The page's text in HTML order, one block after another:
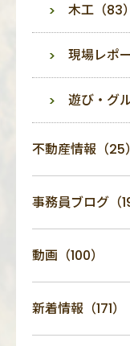
木工（83）
現場レポ
遊び・グ
不動産情報（25）
事務員ブログ（
動画（100）
新着情報（171）